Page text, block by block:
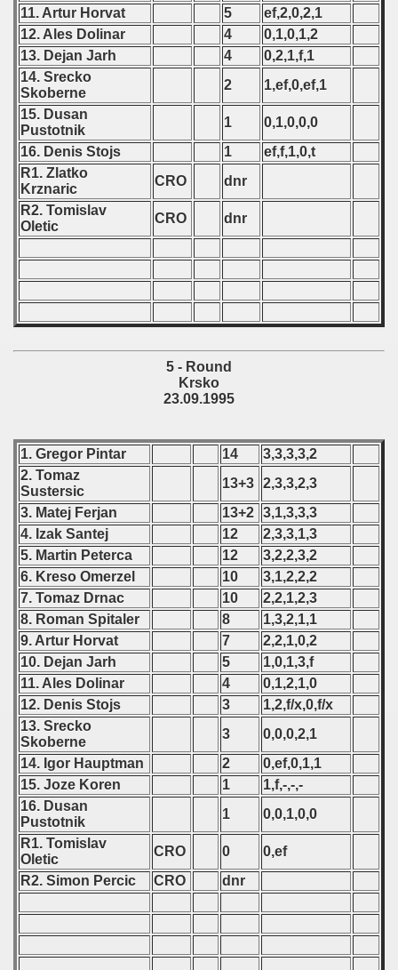
11. Artur Horvat
5
ef,2,0,2,1
12. Ales Dolinar
4
0,1,0,1,2
13. Dejan Jarh
4
0,2,1,f,1
14. Srecko
Skoberne
2
1,ef,0,ef,1
15. Dusan
Pustotnik
1
0,1,0,0,0
16. Denis Stojs
1
ef,f,1,0,t
R1. Zlatko
Krznaric
CRO
dnr
R2. Tomislav
Oletic
CRO dnr
5 - Round
Krsko
23.09.1995
1. Gregor Pintar 14
3,3,3,3,2
2. Tomaz
Sustersic
13+3 2,3,3,2,3
3. Matej Ferjan
13+2 3,1,3,3,3
4. Izak Santej
12
2,3,3,1,3
5. Martin Peterca
12
3,2,2,3,2
6. Kreso Omerzel
10
3,1,2,2,2
7. Tomaz Drnac
10
2,2,1,2,3
8. Roman Spitaler
8
1,3,2,1,1
9. Artur Horvat
7
2,2,1,0,2
10. Dejan Jarh
5
1,0,1,3,f
11. Ales Dolinar
4
0,1,2,1,0
12. Denis Stojs
3
1,2,f/x,0,f/x
13. Srecko
Skoberne
3
0,0,0,2,1
14. Igor Hauptman
2
0,ef,0,1,1
15. Joze Koren
1
1,f,-,-,-
16. Dusan
Pustotnik
1
0,0,1,0,0
R1. Tomislav
Oletic
CRO 0
0,ef
R2. Simon Percic
CRO dnr
- 1996
- 1997
- 1998
- 1999
- 2001
- 2002
- 2006
- 2007
- 2008
- 2009
- 2010
- 2011
- 2012
- 2013
- 2014
- 2015
- 2016
- 2018
- 2019